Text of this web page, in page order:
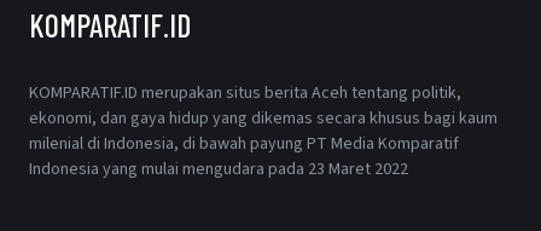
KOMPARATIF.ID
KOMPARATIF.ID merupakan situs berita Aceh tentang politik,
ekonomi, dan gaya hidup yang dikemas secara khusus bagi kaum
milenial di Indonesia, di bawah payung PT Media Komparatif
Indonesia yang mulai mengudara pada 23 Maret 2022